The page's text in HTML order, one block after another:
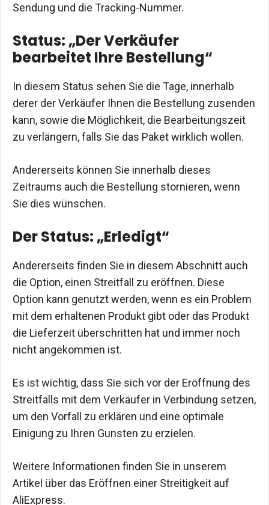
Sendung und die Tracking-Nummer.
Status: „Der Verkäufer
bearbeitet Ihre Bestellung“
In diesem Status sehen Sie die Tage, innerhalb
derer der Verkäufer Ihnen die Bestellung zusenden
kann, sowie die Möglichkeit, die Bearbeitungszeit
zu verlängern, falls Sie das Paket wirklich wollen.
Andererseits können Sie innerhalb dieses
Zeitraums auch die Bestellung stornieren, wenn
Sie dies wünschen.
Der Status: „Erledigt“
Andererseits finden Sie in diesem Abschnitt auch
die Option, einen Streitfall zu eröffnen. Diese
Option kann genutzt werden, wenn es ein Problem
mit dem erhaltenen Produkt gibt oder das Produkt
die Lieferzeit überschritten hat und immer noch
nicht angekommen ist.
Es ist wichtig, dass Sie sich vor der Eröffnung des
Streitfalls mit dem Verkäufer in Verbindung setzen,
um den Vorfall zu erklären und eine optimale
Einigung zu Ihren Gunsten zu erzielen.
Weitere Informationen finden Sie in unserem
Artikel über das Eröffnen einer Streitigkeit auf
AliExpress.